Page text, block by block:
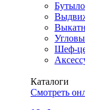
Шеф-
Каталоги
Смотреть